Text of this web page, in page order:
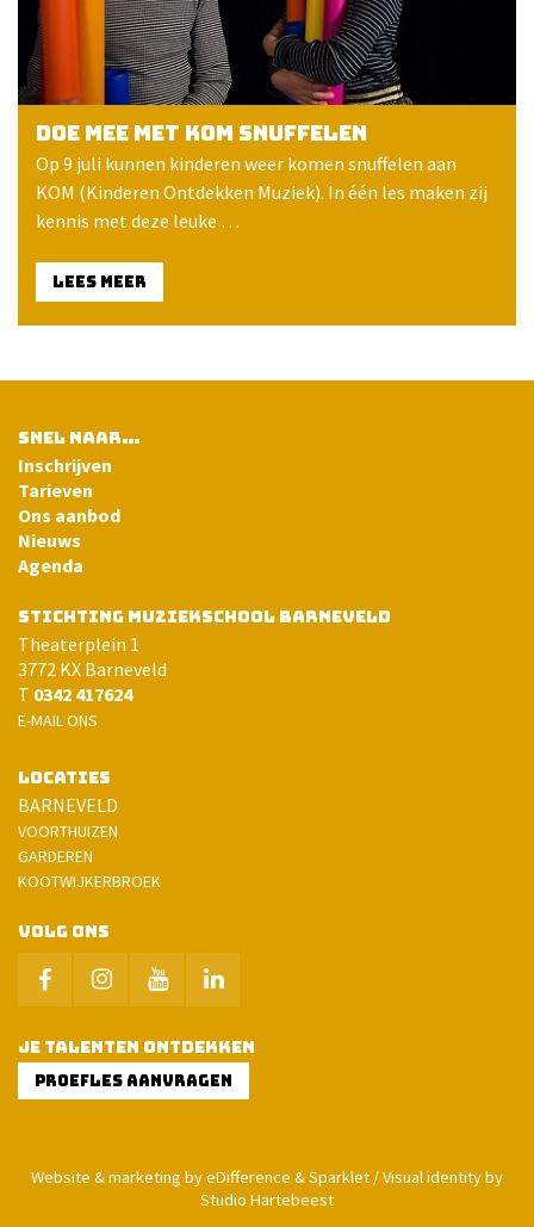
Doe mee met KOM snuffelen
Op 9 juli kunnen kinderen weer komen snuffelen aan
KOM (Kinderen Ontdekken Muziek). In één les maken zij
kennis met deze leuke …
LEES MEER
STICHTING MUZIEKSCHOOL BARNEVELD
Theaterplein 1
3772 KX Barneveld
T 0342 417624
E-MAIL ONS
LOCATIES
BARNEVELD
VOORTHUIZEN
GARDEREN
KOOTWIJKERBROEK
VOLG ONS
SNEL NAAR…
Inschrijven
Tarieven
Ons aanbod
Nieuws
Agenda
JE TALENTEN ONTDEKKEN
PROEFLES AANVRAGEN
Website & marketing by eDifference & Sparklet / Visual identity by
Studio Hartebeest